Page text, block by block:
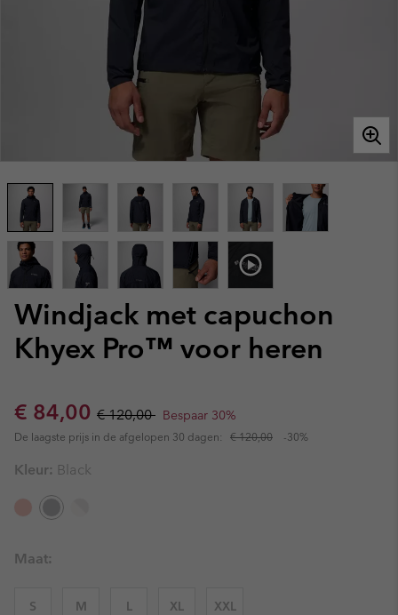
Windjack met capuchon
Khyex Pro™ voor heren
Sale price:
€ 84,00 Regular price:
€ 120,00 Bespaar 30%
De laagste prijs in de afgelopen 30 dagen: € 120,00 -30%
Kleur: Black
Maat:
S M L XL XXL